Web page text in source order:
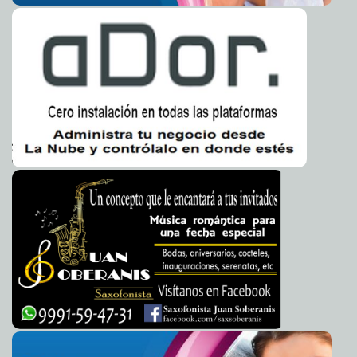
2013-03-17 22:56:18 No está agendado que Emilio Carlos vaya a la
Entronización del Papa A7
2013-03-17 22:46:55 Clausuran la FILEY a tambor batiente: más de 100,000
visitantes
2013-03-17 21:41:06 Apoyos al sector agropecuario llegarán a tiempo
a Yucatán Mari Tere Menéndez Monforte
Mérida, en el Tianguis Turístico México 2013
2013-03-17 20:10:01 Diego Ricalde y Selene María Acosta ganan concurso
“Con Vila Cuidemos el Ambiente” Mari Tere Menéndez Monforte
2013-03-17 11:43:05 Gerardo del Villar retrata cara a cara al tiburón más
Mari Tere Menéndez Monforte
2013-03-17 11:40:30 ¿Es necesario construir una glorieta frente a
Liverpool? A7
2013-03-17 11:00:38 Abogado defensor de Manuel Noriega se suicida en su
A7
2013-03-17 10:56:27 Carrera a beneficio del Banco de Alimentos
Menéndez Monforte
A la cárcel funcionaria que filtró ficha signalética de 'La
Maestra' A7
2013-03-17 10:20:19 'Dios jamás se cansa de perdonar': Francisco A7
Ocho indios violan a turista suiza frente a su marido